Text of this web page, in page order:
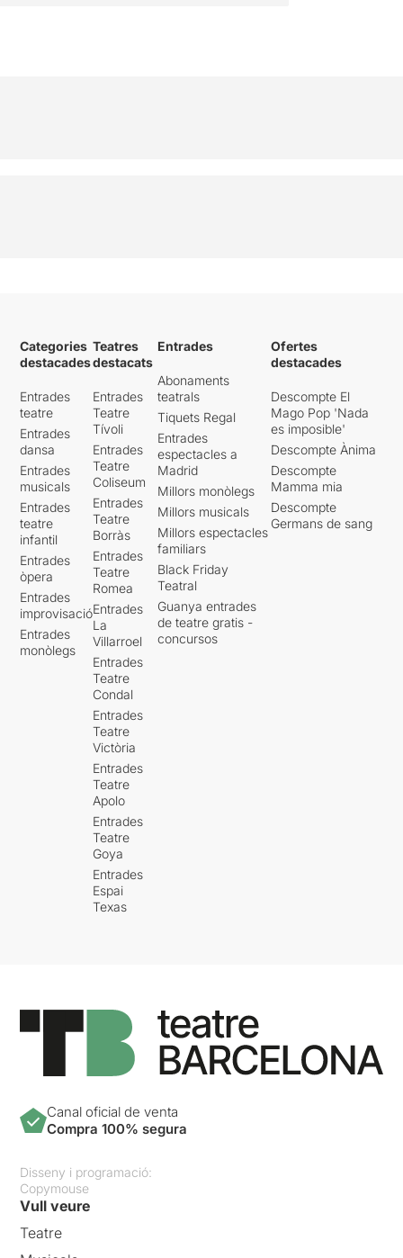
Categories
destacades
Entrades
teatre
Entrades
dansa
Entrades
musicals
Entrades
teatre
infantil
Entrades
òpera
Entrades
improvisació
Entrades
monòlegs
Teatres
destacats
Entrades
Teatre
Tívoli
Entrades
Teatre
Coliseum
Entrades
Teatre
Borràs
Entrades
Teatre
Romea
Entrades
La
Villarroel
Entrades
Teatre
Condal
Entrades
Teatre
Victòria
Entrades
Teatre
Apolo
Entrades
Teatre
Goya
Entrades
Espai
Texas
Entrades
Abonaments
teatrals
Tiquets Regal
Entrades
espectacles a
Madrid
Millors monòlegs
Millors musicals
Millors espectacles
familiars
Black Friday
Teatral
Guanya entrades
de teatre gratis -
concursos
Ofertes
destacades
Descompte El
Mago Pop 'Nada
es imposible'
Descompte Ànima
Descompte
Mamma mia
Descompte
Germans de sang
Canal oficial de venta
Compra 100% segura
Disseny i programació:
Copymouse
Vull veure
Teatre